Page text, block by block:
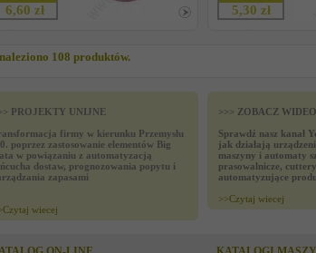
6,60 zł 5,30 zł
108 produktów.
PROJEKTY UNIJNE
firmy w kierunku Przemysłu
poprzez zastosowanie elementów Big
w powiązaniu z automatyzacją
dostaw, prognozowania popytu i
zapasami
Czytaj wiecej
>>> ZOBACZ WIDEO
Sprawdź nasz kanał
jak działają
maszyny i automaty
prasowalnicze,
automatyzujące
>>Czytaj wiecej